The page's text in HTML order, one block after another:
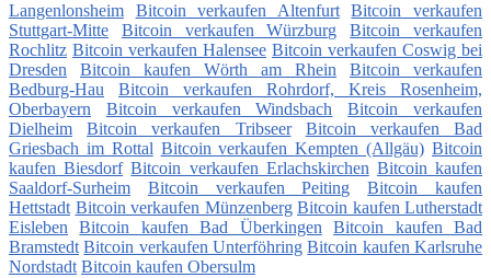
Langenlonsheim
Bitcoin verkaufen Altenfurt
Bitcoin verkaufen
Stuttgart-Mitte
Bitcoin verkaufen Würzburg
Bitcoin verkaufen
Rochlitz Bitcoin verkaufen Halensee Bitcoin verkaufen Coswig bei
Dresden
Bitcoin kaufen Wörth am Rhein
Bitcoin verkaufen
Bedburg-Hau
Bitcoin verkaufen Rohrdorf, Kreis Rosenheim,
Oberbayern
Bitcoin verkaufen Windsbach
Bitcoin verkaufen
Dielheim
Bitcoin verkaufen Tribseer
Bitcoin verkaufen Bad
Griesbach im Rottal Bitcoin verkaufen Kempten (Allgäu) Bitcoin
kaufen Biesdorf Bitcoin verkaufen Erlachskirchen Bitcoin kaufen
Saaldorf-Surheim
Bitcoin verkaufen Peiting
Bitcoin kaufen
Hettstadt Bitcoin verkaufen Münzenberg Bitcoin kaufen Lutherstadt
Eisleben
Bitcoin kaufen Bad Überkingen
Bitcoin kaufen Bad
Bramstedt Bitcoin verkaufen Unterföhring Bitcoin kaufen Karlsruhe
Nordstadt Bitcoin kaufen Obersulm